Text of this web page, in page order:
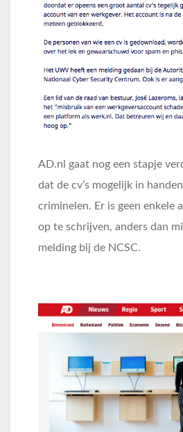
AD.nl gaat nog een stapje
dat de cv’s mogelijk in
criminelen. Er is geen enkele
op te schrijven, anders dan
melding bij de NCSC.